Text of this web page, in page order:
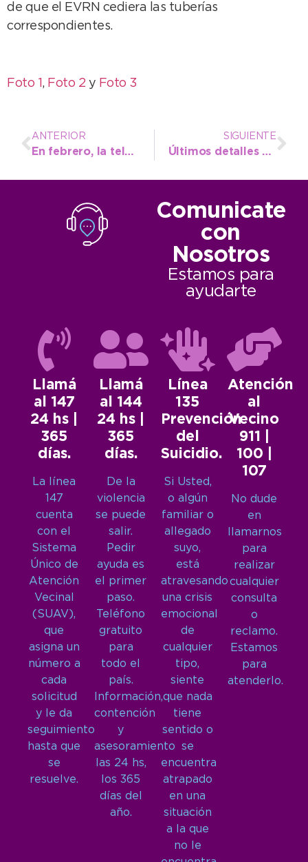
de que el EVRN cediera las tuberías
correspondientes.
Foto 1 , Foto 2 y Foto 3
ANTERIOR
En febrero, la televisión volvió a encabezar los reclamos de la OMIC
SIGUIENTE
Últimos detalles en el Jardín Lassalle para el inicio del ciclo lectivo
Comunicate
con
Nosotros
Estamos para
ayudarte
Llamá
al 147
24 hs |
365
días.
La línea
147
cuenta
con el
Sistema
Único de
Atención
Vecinal
(SUAV),
que
asigna un
número a
cada
solicitud
y le da
seguimiento
hasta que
se
resuelve.
Llamá
al 144
24 hs |
365
días.
De la
violencia
se puede
salir.
Pedir
ayuda es
el primer
paso.
Teléfono
gratuito
para
todo el
país.
Información,
contención
y
asesoramiento
las 24 hs,
los 365
días del
año.
Línea
135
Prevención
del
Suicidio.
Si Usted,
o algún
familiar o
allegado
suyo,
está
atravesando
una crisis
emocional
de
cualquier
tipo,
siente
que nada
tiene
sentido o
se
encuentra
atrapado
en una
situación
a la que
no le
Atención
al
Vecino
911 |
100 |
107
No dude
en
llamarnos
para
realizar
cualquier
consulta
o
reclamo.
Estamos
para
atenderlo.